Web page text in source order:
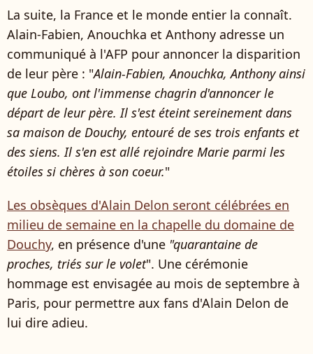
La suite, la France et le monde entier la connaît.
Alain-Fabien, Anouchka et Anthony adresse un
communiqué à l'AFP pour annoncer la disparition
de leur père : "Alain-Fabien, Anouchka, Anthony ainsi
que Loubo, ont l'immense chagrin d'annoncer le
départ de leur père. Il s'est éteint sereinement dans
sa maison de Douchy, entouré de ses trois enfants et
des siens. Il s'en est allé rejoindre Marie parmi les
étoiles si chères à son coeur."
Les obsèques d'Alain Delon seront célébrées en
milieu de semaine en la chapelle du domaine de
Douchy, en présence d'une "quarantaine de
proches, triés sur le volet". Une cérémonie
hommage est envisagée au mois de septembre à
Paris, pour permettre aux fans d'Alain Delon de
lui dire adieu.